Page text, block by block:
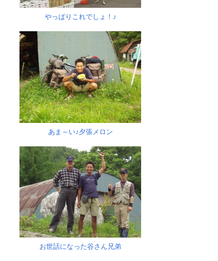
やっぱりこれでしょ！♪
あま～い♪夕張メロン
お世話になった谷さん兄弟